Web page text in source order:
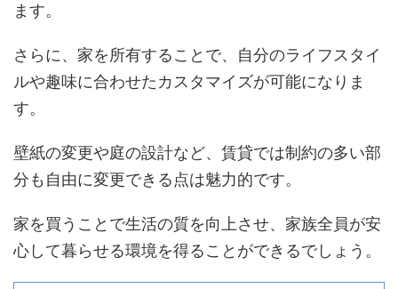
ます。
さらに、家を所有することで、自分のライフスタイ
ルや趣味に合わせたカスタマイズが可能になりま
す。
壁紙の変更や庭の設計など、賃貸では制約の多い部
分も自由に変更できる点は魅力的です。
家を買うことで生活の質を向上させ、家族全員が安
心して暮らせる環境を得ることができるでしょう。